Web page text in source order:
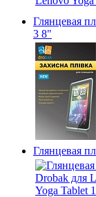
Глянцевая
3 8"
Глянцевая